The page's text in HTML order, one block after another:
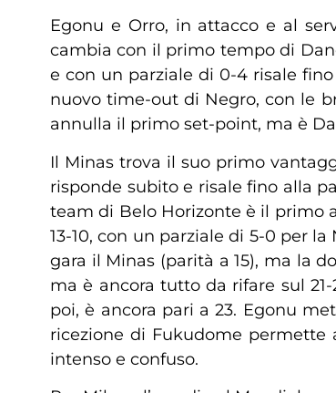
Egonu e Orro, in attacco e al
cambia con il primo tempo di
e con un parziale di 0-4 risale fino
nuovo time-out di Negro, con le
annulla il primo set-point, ma è
Il Minas trova il suo primo
risponde subito e risale fino alla
team di Belo Horizonte è il primo
13-10, con un parziale di 5-0 per
gara il Minas (parità a 15), ma la
ma è ancora tutto da rifare sul
poi, è ancora pari a 23. Egonu
ricezione di Fukudome
intenso e confuso.